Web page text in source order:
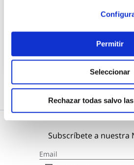
Permitir
Seleccionar
Rechazar todas salvo
Subscríbete a nuestra
a